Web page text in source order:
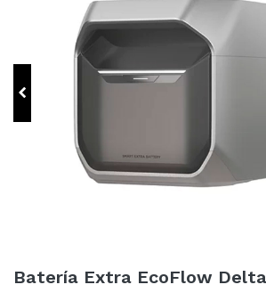
Batería Extra EcoFlow